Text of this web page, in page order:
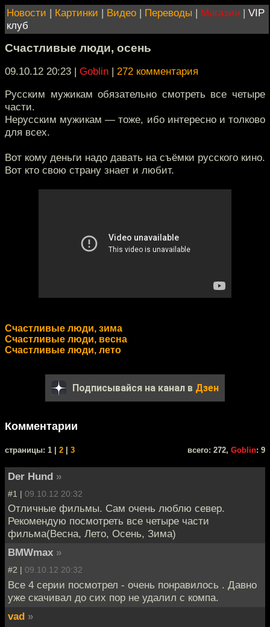
Новости | Картинки | Видео | Переводы | Магазин | VIP
клуб
Счастливые люди, осень
09.10.12 20:23 | Goblin | 272 комментария
Русским мужикам обязательно смотреть все четыре
части.
Нерусским мужикам — тоже, ибо интересно и толково
для всех.
Вот кому деньги надо давать на съёмки русского кино.
Вот кто свою страну знает и любит.
Счастливые люди, зима
Счастливые люди, весна
Счастливые люди, лето
Подписывайся на канал в Дзен
Комментарии
cтраницы: 1 | 2 3 всего: 272, Goblin: 9
Der Hund »
#1 | 09.10.12 20:32
Отличные фильмы. Сам очень люблю север.
Рекомендую посмотреть все четыре части
фильма(Весна, Лето, Осень, Зима)
BMWmax »
#2 | 09.10.12 20:32
Все 4 серии посмотрел - очень понравилось . Давно
уже скачивал до сих пор не удалил с компа.
vad »